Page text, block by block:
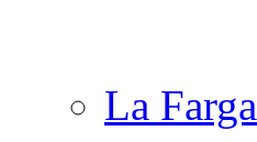
La Farga